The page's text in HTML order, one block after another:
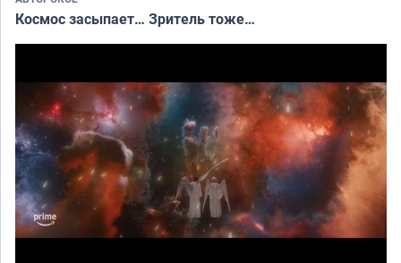
Космос засыпает… Зритель тоже…